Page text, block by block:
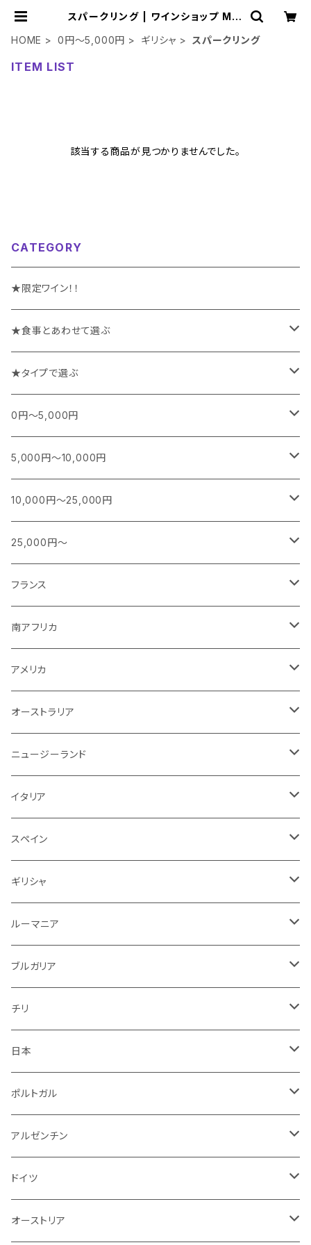
スパークリング | ワインショップ Min
HOME
0円～5,000円 ギリシャ スパークリング
ITEM LIST
該当する商品が見つかりませんでした。
CATEGORY
★限定ワイン！！
★食事とあわせて選ぶ
チーズや前菜と楽しむワイン
お魚料理と楽しむワイン
お肉料理と楽しむワイン
カレー、エスニック、中華などに合うワイン
特別な日に楽しむワイン
★タイプで選ぶ
スパークリング
白
白(オレンジ)
赤
ロゼ
紫！？
0円～5,000円
フランス
シャンパーニュ
ブルゴーニュ
南アフリカ
スパークリング
白ワイン
日本
スパークリング
白ワイン
アメリカ
スパークリング
白ワイン
ギリシャ
スパークリング
白ワイン
オーストラリア
スパークリング
白ワイン
チリ
スパークリング
白ワイン
イタリア
泡
白ワイン
アルゼンチン
赤
スペイン
スパークリング
白
ドイツ
ロゼ
白
ルーマニア
赤
ブルガリア
赤
ニュージーランド
白
赤
5,000円～10,000円
フランス
シャンパーニュ
ブルゴーニュ
南アフリカ
スパークリング
白ワイン
ニュージーランド
スパークリング
白ワイン
ポルトガル
泡
白ワイン
オーストラリア
泡
白ワイン
イタリア
白
赤
ドイツ
赤
白
スペイン
赤
アメリカ
赤
オーストリア
白
10,000円～25,000円
フランス
シャンパーニュ
ボルドー
アメリカ
赤
白
ドイツ
白
赤
25,000円～
シャンパーニュ
ブルゴーニュ
白ワイン
赤ワイン
アメリカ
赤
フランス
シャンパーニュ
ブルゴーニュ
ボルドー
その他
南アフリカ
スパークリング
白
赤
アメリカ
スパークリング
白
赤
オーストラリア
白
赤
ニュージーランド
白
赤
イタリア
スパークリング
白
赤
ロゼ
スペイン
スパークリング
白
赤
ギリシャ
白
ルーマニア
赤
ブルガリア
赤
チリ
スパークリング
白
赤
日本
スパークリング
白
赤
ポルトガル
白
赤
アルゼンチン
赤
ドイツ
ロゼ
オーストリア